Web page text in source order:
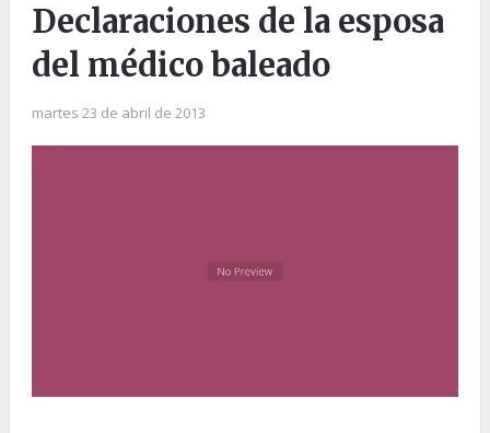
Declaraciones de la esposa
del médico baleado
martes 23 de abril de 2013